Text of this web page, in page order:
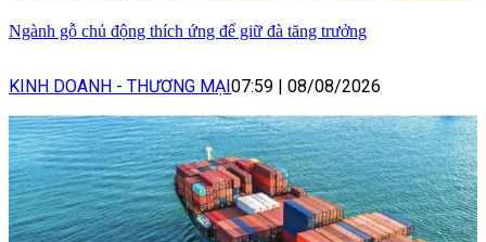
Ngành gỗ chủ động thích ứng để giữ đà tăng trưởng
KINH DOANH - THƯƠNG MẠI07:59 | 08/08/2026